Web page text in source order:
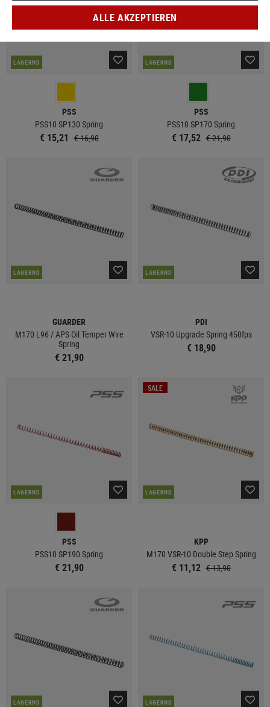
LAGERND
PSS
PSS10 SP130 Spring
€ 15,21 € 16,90
LAGERND
PSS
PSS10 SP170 Spring
€ 17,52 € 21,90
LAGERND
GUARDER
M170 L96 / APS Oil Temper Wire
Spring
€ 21,90
LAGERND
PDI
VSR-10 Upgrade Spring 450fps
€ 18,90
LAGERND
PSS
PSS10 SP190 Spring
€ 21,90
SALE
LAGERND
KPP
M170 VSR-10 Double Step Spring
€ 11,12 € 13,90
LAGERND LAGERND
ALLE AKZEPTIEREN